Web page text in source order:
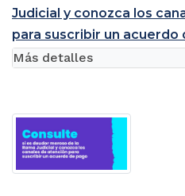
Judicial y conozca los
para suscribir un acuerdo
Más detalles